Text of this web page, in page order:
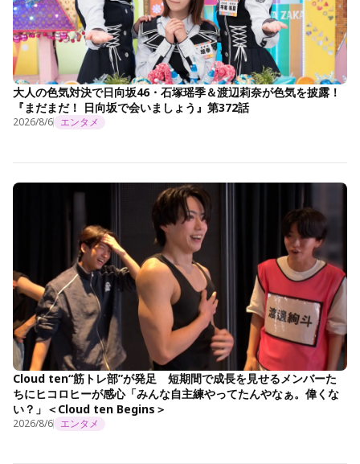
大人の色気対決で日向坂46・石塚瑶季＆渡辺莉奈が色気を披露！
『まだまだ！ 日向坂で会いましょう』第372話
2026/8/6 エンタメ
Cloud ten“筋トレ部”が発足 短期間で成長を見せるメンバーた
ちにヒコロヒーが感心「みんな自主練やってたんやなぁ。偉くな
い？」＜Cloud ten Begins＞
2026/8/6 エンタメ